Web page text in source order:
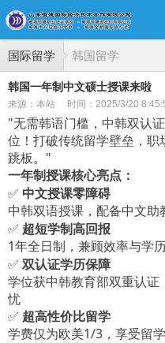
国际留学 韩国留学
韩国一年制中文硕士授课来啦
来源：本站 时间：2025/3/20
"无需韩语门槛，中韩双认
位！打破传统留学壁垒，
跳板。"
一年制授课核心亮点 ：
✅ 中文授课零障碍
中韩双语授课 ，配备中文
✅ 超短学制高回报
1年全日制
，兼顾效率与学
✅ 双认证学历保障
学位获中韩教育部双重认证
忧
✅ 超高性价比留学
学费仅为欧美1/3， 享受留